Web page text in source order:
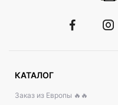
КАТАЛОГ
Заказ из Европы 🔥🔥